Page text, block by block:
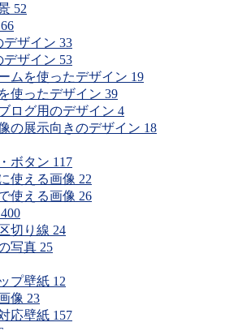
52
デザイン 33
デザイン 53
ムを使ったデザイン 19
使ったデザイン 39
ログ用のデザイン 4
の展示向きのデザイン 18
ボタン 117
使える画像 22
使える画像 26
400
切り線 24
写真 25
プ壁紙 12
像 23
応壁紙 157